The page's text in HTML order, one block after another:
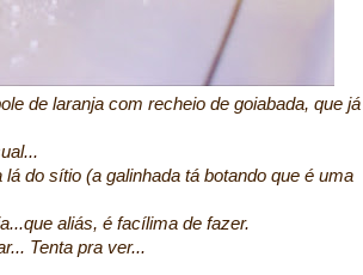
de laranja com recheio de goiabada, que já
do sítio (a galinhada tá botando que é uma
aliás, é facílima de fazer.
Tenta pra ver...